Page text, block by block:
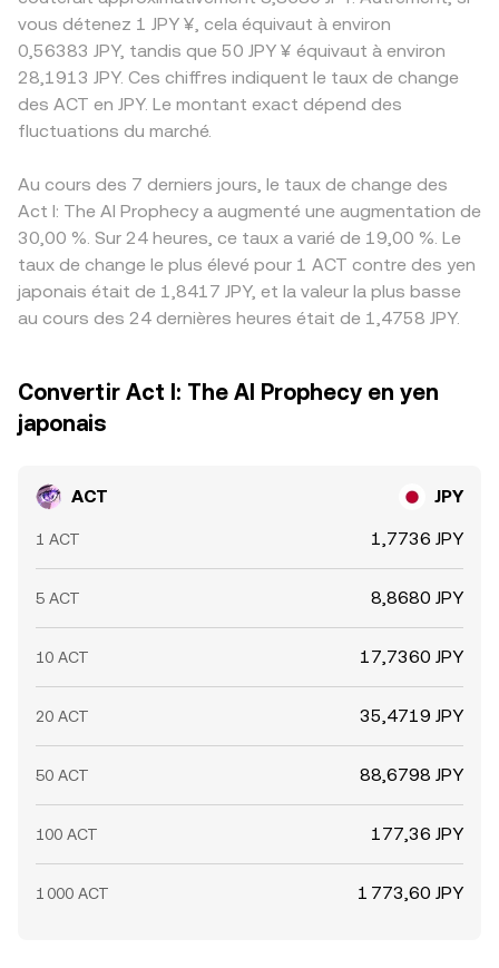
vous détenez 1 JPY ¥, cela équivaut à environ
0,56383 JPY, tandis que 50 JPY ¥ équivaut à environ
28,1913 JPY. Ces chiffres indiquent le taux de change
des ACT en JPY. Le montant exact dépend des
fluctuations du marché.
Au cours des 7 derniers jours, le taux de change des
Act I: The AI Prophecy a augmenté une augmentation de
30,00 %. Sur 24 heures, ce taux a varié de 19,00 %. Le
taux de change le plus élevé pour 1 ACT contre des yen
japonais était de 1,8417 JPY, et la valeur la plus basse
au cours des 24 dernières heures était de 1,4758 JPY.
Convertir Act I: The AI Prophecy en yen
japonais
ACT JPY
1 ACT 1,7736 JPY
5 ACT 8,8680 JPY
10 ACT 17,7360 JPY
20 ACT 35,4719 JPY
50 ACT 88,6798 JPY
100 ACT 177,36 JPY
1 000 ACT 1 773,60 JPY